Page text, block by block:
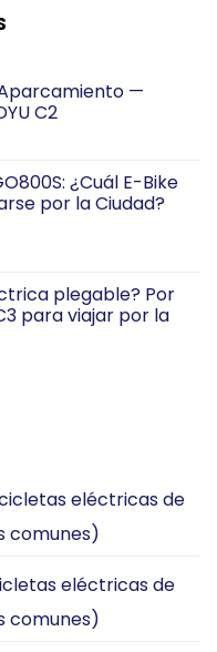
—
C2
¿Cuál E-Bike
por la Ciudad?
plegable? Por
para viajar por la
eléctricas de
comunes)
eléctricas de
comunes)